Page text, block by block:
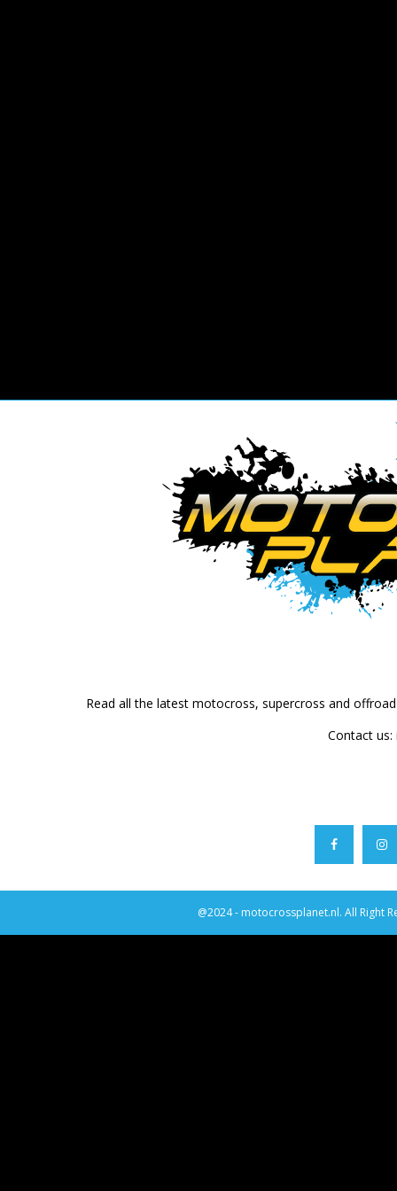
Read all the latest motocross, supercross and
Contact us:
@2024 - motocrossplanet.nl. All Right